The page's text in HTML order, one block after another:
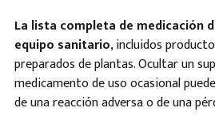
La lista completa de medicación
equipo sanitario, incluidos
preparados de plantas. Ocultar un
medicamento de uso ocasional
de una reacción adversa o de una